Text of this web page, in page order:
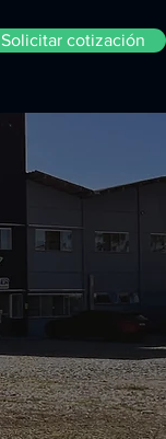
Solicitar cotización